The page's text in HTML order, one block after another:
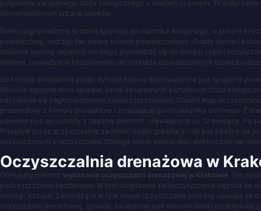
połączeniu zatopionego złoża biologicznego z osadem czynnym. To
nierównomiernym zrzucie ścieków.
Ścieki nagromadzone w domu spływają do osadnika wstępnego, w którym to
powierzchnię, tworząc tak zwany kożuch powierzchniowy. Osady denne i
działanie komory separacji nie mogą przedostać się do dalszej części
tlenowe, prowadzące bezpośrednio do rozkładu rozpuszczonych
Do komory bioreaktora przez dyfuzor rurowy doprowadzone jest sprężone
Wysokie stężenie tlenu sprawia, że na zanurzonych kształtkach złoża
odżywieniu się nagromadzonymi zanieczyszczeniami. Ostatni etap
przeniesiony z komory bioreaktora i zrzucającej go do osadnika wtórnego. Z
powinien być opróżniany z osadów dennych i pływających co 12 miesięcy. Po
Przepływ przez oczyszczalnię zachodzi dzięki grawitacji i nie jest zależny od
oczyszczonych z oczyszczalni. Dlatego nawet awaria sieci elektrycznej nie
Oczyszczalnia drenażowa w
Oferujemy również wykonanie oczyszczalni drenażowej w Krakowie . Ten
podczyszczanie beztlenowe. W tym urządzeniu zanieczyszczenia cięższe od
tworząc kożuch. Zachodzące w tym etapie oczyszczania procesy usuwają ze
oczyszczalni drenażowej, sprawia, że ułożone pod drenami ścieki